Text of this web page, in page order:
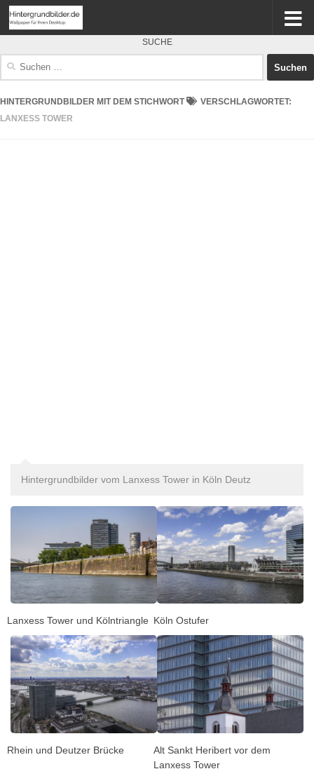
SUCHE
HINTERGRUNDBILDER MIT DEM STICHWORT
VERSCHLAGWORTET:
LANXESS TOWER
Hintergrundbilder vom Lanxess Tower in Köln Deutz
Lanxess Tower und Kölntriangle Köln Ostufer
Rhein und Deutzer Brücke
Alt Sankt Heribert vor dem
Lanxess Tower